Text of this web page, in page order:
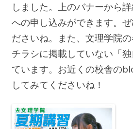
しました。上のバナーから
への申し込みができます。
ださいね。また、文理学院
チラシに掲載していない「
ています。お近くの校舎の
してみてくださいね！